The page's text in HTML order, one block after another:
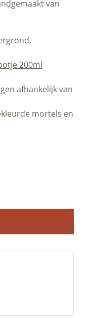
van
200ml
afhankelijk van
mortels en